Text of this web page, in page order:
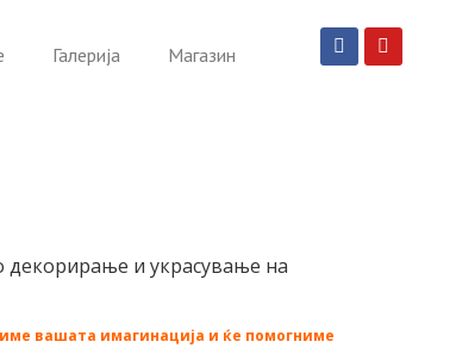
Галерија Магазин
декорирање и украсување на
вашата имагинација и ќе помогниме